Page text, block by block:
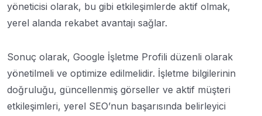
yöneticisi olarak, bu gibi etkileşimlerde aktif olmak,
yerel alanda rekabet avantajı sağlar.
Sonuç olarak, Google İşletme Profili düzenli olarak
yönetilmeli ve optimize edilmelidir. İşletme bilgilerinin
doğruluğu, güncellenmiş görseller ve aktif müşteri
etkileşimleri, yerel SEO’nun başarısında belirleyici